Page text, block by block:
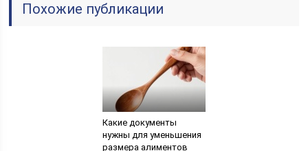
Похожие публикации
Какие документы
нужны для уменьшения
размера алиментов